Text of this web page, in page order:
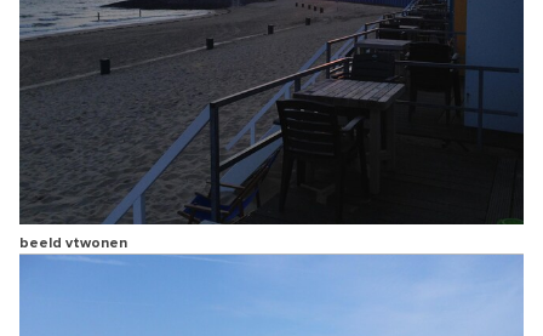
beeld vtwonen